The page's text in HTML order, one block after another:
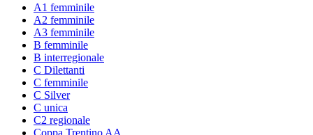
A1 femminile
A2 femminile
A3 femminile
B femminile
B interregionale
C Dilettanti
C femminile
C Silver
C unica
C2 regionale
Coppa Trentino AA